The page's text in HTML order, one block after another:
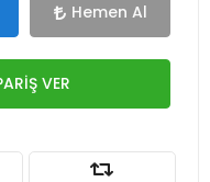
Hemen Al
VER